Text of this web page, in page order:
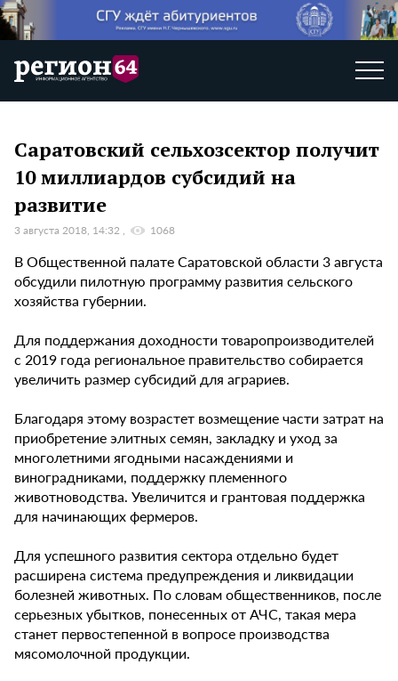
Саратовский сельхозсектор получит
10 миллиардов субсидий на
развитие
3 августа 2018, 14:32 1068
В Общественной палате Саратовской области 3 августа
обсудили пилотную программу развития сельского
хозяйства губернии.
Для поддержания доходности товаропроизводителей
с 2019 года региональное правительство собирается
увеличить размер субсидий для аграриев.
Благодаря этому возрастет возмещение части затрат на
приобретение элитных семян, закладку и уход за
многолетними ягодными насаждениями и
виноградниками, поддержку племенного
животноводства. Увеличится и грантовая поддержка
для начинающих фермеров.
Для успешного развития сектора отдельно будет
расширена система предупреждения и ликвидации
болезней животных. По словам общественников, после
серьезных убытков, понесенных от АЧС, такая мера
станет первостепенной в вопросе производства
мясомолочной продукции.